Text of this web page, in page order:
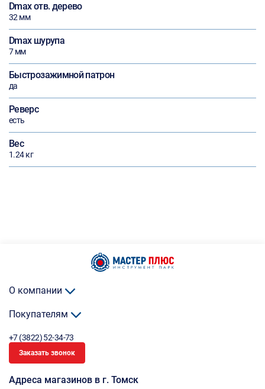
Dmax отв. дерево
32 мм
Dmax шурупа
7 мм
Быстрозажимной патрон
да
Реверс
есть
Вес
1.24 кг
О компании
Покупателям
+7 (3822) 52-34-73
Заказать звонок
Адреса магазинов в г. Томск